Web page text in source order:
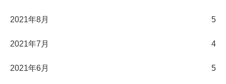
2021年8月 5
2021年7月 4
2021年6月 5